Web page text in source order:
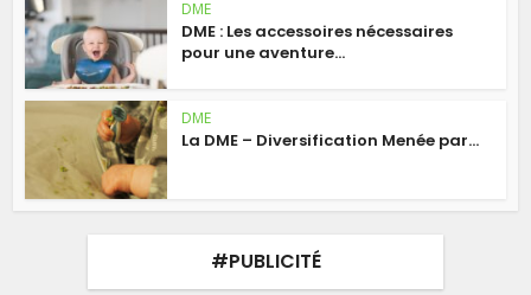
DME
DME : Les accessoires nécessaires
pour une aventure...
DME
La DME – Diversification Menée par...
#PUBLICITÉ